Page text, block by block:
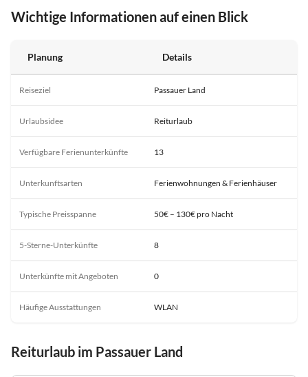
Wichtige Informationen auf einen Blick
Planung Details
Reiseziel Passauer Land
Urlaubsidee Reiturlaub
Verfügbare Ferienunterkünfte 13
Unterkunftsarten Ferienwohnungen & Ferienhäuser
Typische Preisspanne 50€ – 130€ pro Nacht
5-Sterne-Unterkünfte 8
Unterkünfte mit Angeboten 0
Häufige Ausstattungen WLAN
Reiturlaub im Passauer Land